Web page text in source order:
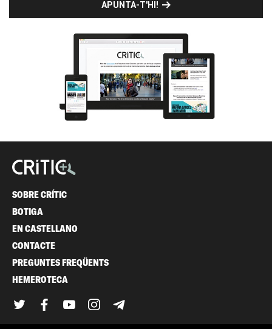
APUNTA-T'HI!
SOBRE CRÍTIC
BOTIGA
EN CASTELLANO
CONTACTE
PREGUNTES FREQÜENTS
HEMEROTECA
TwitterFacebook
YouTubeInstagram